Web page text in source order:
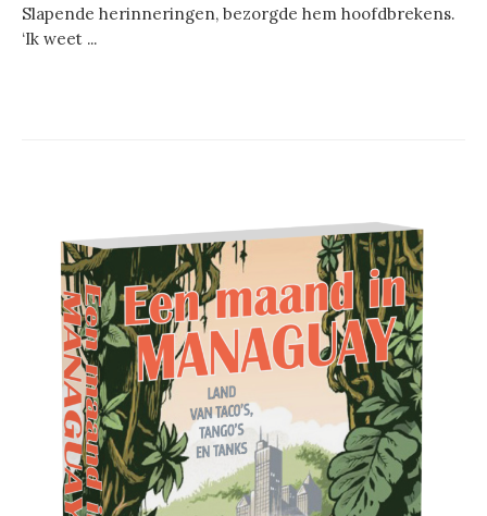
Slapende herinneringen, bezorgde hem hoofdbrekens.
‘Ik weet ...